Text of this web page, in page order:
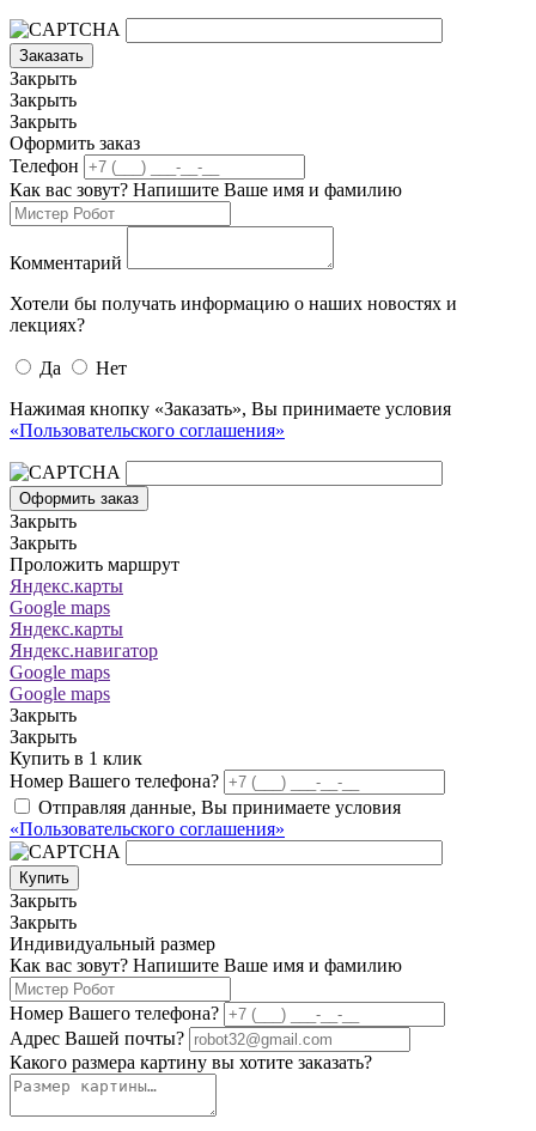
Заказать
Закрыть
Закрыть
Закрыть
Оформить заказ
Телефон
Как вас зовут? Напишите Ваше имя и фамилию
Комментарий
Хотели бы получать информацию о наших новостях и
лекциях?
Да
Нет
Нажимая кнопку «Заказать», Вы принимаете условия
«Пользовательского соглашения»
Оформить заказ
Закрыть
Закрыть
Проложить маршрут
Яндекс.карты
Google maps
Яндекс.карты
Яндекс.навигатор
Google maps
Google maps
Закрыть
Закрыть
Купить в 1 клик
Номер Вашего телефона?
Отправляя данные, Вы принимаете условия
«Пользовательского соглашения»
Купить
Закрыть
Закрыть
Индивидуальный размер
Как вас зовут? Напишите Ваше имя и фамилию
Номер Вашего телефона?
Адрес Вашей почты?
Какого размера картину вы хотите заказать?